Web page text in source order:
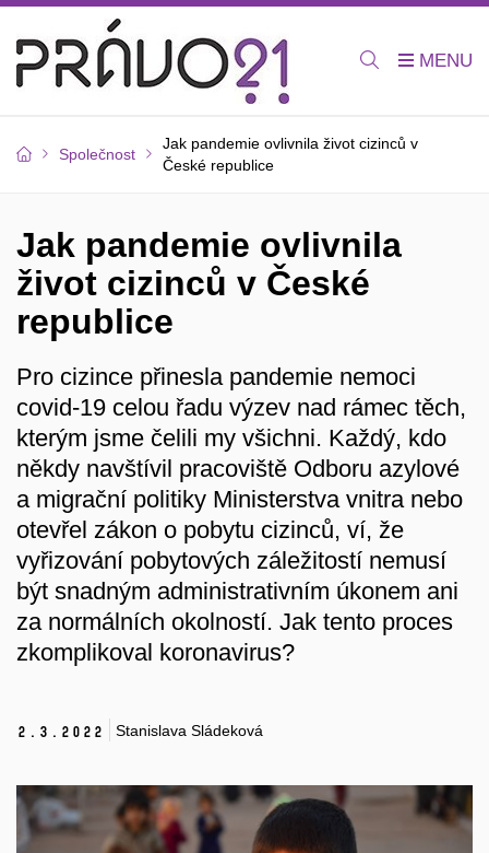
Společnost
Jak pandemie ovlivnila život cizinců v
České republice
Jak pandemie ovlivnila
život cizinců v České
republice
Pro cizince přinesla pandemie nemoci
covid-19 celou řadu výzev nad rámec těch,
kterým jsme čelili my všichni. Každý, kdo
někdy navštívil pracoviště Odboru azylové
a migrační politiky Ministerstva vnitra nebo
otevřel zákon o pobytu cizinců, ví, že
vyřizování pobytových záležitostí nemusí
být snadným administrativním úkonem ani
za normálních okolností. Jak tento proces
zkomplikoval koronavirus?
2. 3. 2022 Stanislava Sládeková